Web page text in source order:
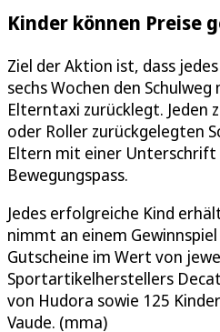
Kinder können Preise
Ziel der Aktion ist, dass
sechs Wochen den
Elterntaxi zurücklegt. Jeden
oder Roller zurückgelegten
Eltern mit einer Unterschrift
Bewegungspass.
Jedes erfolgreiche Kind
nimmt an einem
Gutscheine im Wert von
Sportartikelherstellers
von Hudora sowie 125
Vaude. (mma)